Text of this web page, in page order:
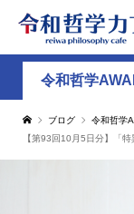
令和哲学
ブログ 令和哲学
【第93回10月5日分】「